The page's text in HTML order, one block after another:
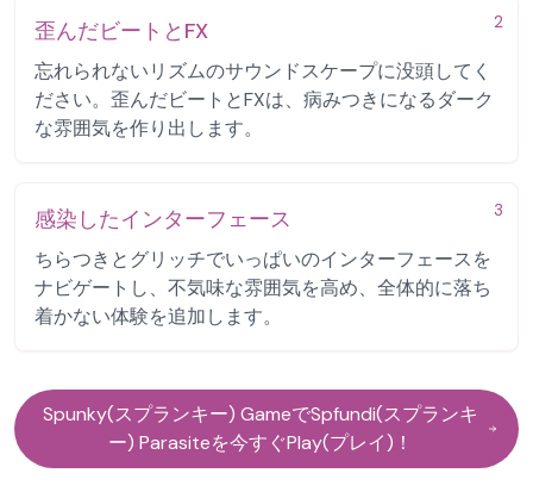
2
歪んだビートとFX
忘れられないリズムのサウンドスケープに没頭してく
ださい。歪んだビートとFXは、病みつきになるダーク
な雰囲気を作り出します。
3
感染したインターフェース
ちらつきとグリッチでいっぱいのインターフェースを
ナビゲートし、不気味な雰囲気を高め、全体的に落ち
着かない体験を追加します。
Spunky(スプランキー) GameでSpfundi(スプランキ
ー) Parasiteを今すぐPlay(プレイ)！